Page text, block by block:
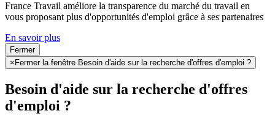
France Travail améliore la transparence du marché du travail en
vous proposant plus d'opportunités d'emploi grâce à ses partenaires
En savoir plus
Fermer
× Fermer la fenêtre Besoin d'aide sur la recherche d'offres d'emploi ?
Besoin d'aide sur la recherche d'offres
d'emploi ?